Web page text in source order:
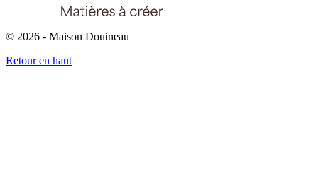
© 2026 - Maison Douineau
Retour en haut